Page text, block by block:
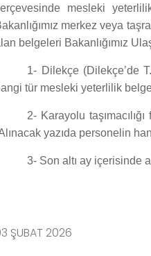
mesleki
merkez veya
belgeleri Bakanlığımız
1- Dilekçe (Dilekçe’de
tür mesleki yeterlilik
2- Karayolu
yazıda personelin
3- Son altı ay içerisinde
ŞUBAT 2026